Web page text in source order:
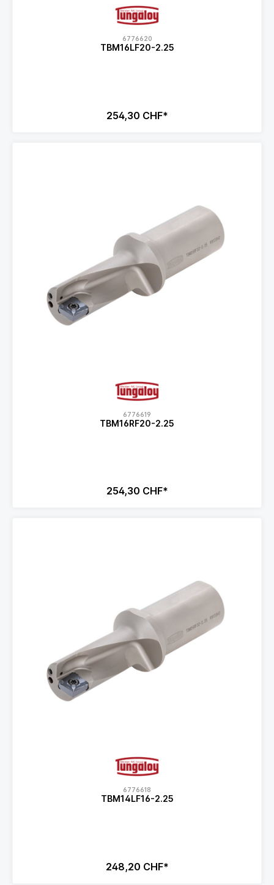
6776620
TBM16LF20-2.25
254,30 CHF*
6776619
TBM16RF20-2.25
254,30 CHF*
6776618
TBM14LF16-2.25
248,20 CHF*